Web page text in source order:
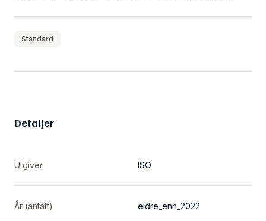
Standard
Detaljer
Utgiver ISO
År (antatt) eldre_enn_2022